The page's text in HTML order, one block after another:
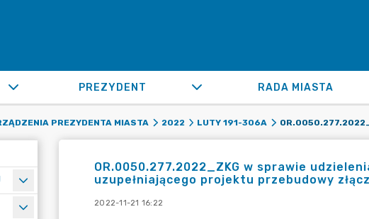
PREZYDENT RADA MIASTA
PREZYDENTA MIASTA 2022 LUTY 191-306A
OR.0050.277.2022_ZKG w sprawie
uzupełniającego projektu przebudowy
2022-11-21 16:22